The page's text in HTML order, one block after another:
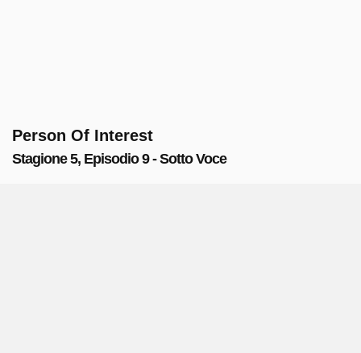
Person Of Interest
Stagione 5, Episodio 9 - Sotto Voce